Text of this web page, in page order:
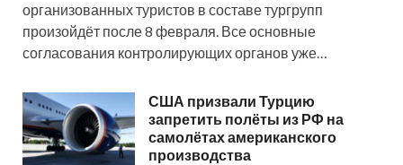
организованных туристов в составе тургрупп
произойдёт после 8 февраля. Все основные
согласования контролирующих органов уже…
США призвали Турцию
запретить полёты из РФ на
самолётах американского
производства